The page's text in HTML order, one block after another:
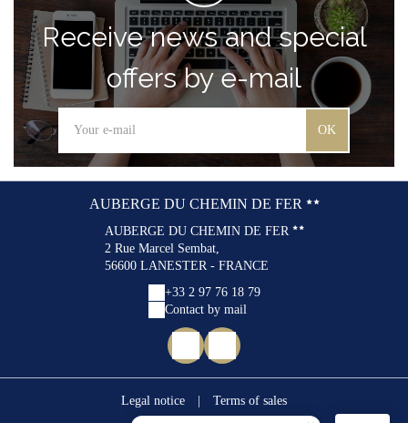
Receive news and special
offers by e-mail
OK
AUBERGE DU CHEMIN DE FER
AUBERGE DU CHEMIN DE FER
2 Rue Marcel Sembat,
56600 LANESTER - FRANCE
+33 2 97 76 18 79
Contact by mail
Legal notice Terms of sales